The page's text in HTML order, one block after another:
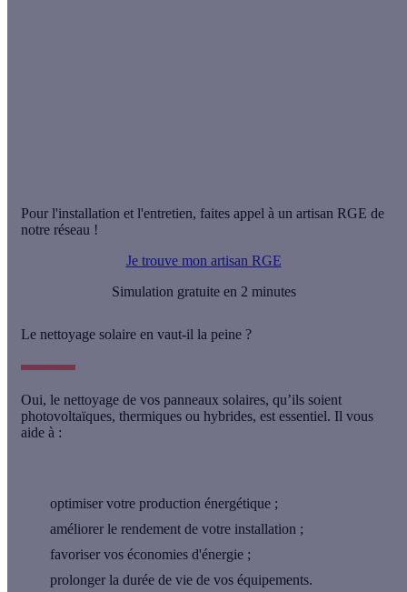
Pour l'installation et l'entretien, faites appel à un artisan RGE de
notre réseau !
Je trouve mon artisan RGE
Simulation gratuite en 2 minutes
Le nettoyage solaire en vaut-il la peine ?
Oui, le nettoyage de vos panneaux solaires, qu’ils soient
photovoltaïques, thermiques ou hybrides, est essentiel. Il vous
aide à :
optimiser votre production énergétique ;
améliorer le rendement de votre installation ;
favoriser vos économies d'énergie ;
prolonger la durée de vie de vos équipements.